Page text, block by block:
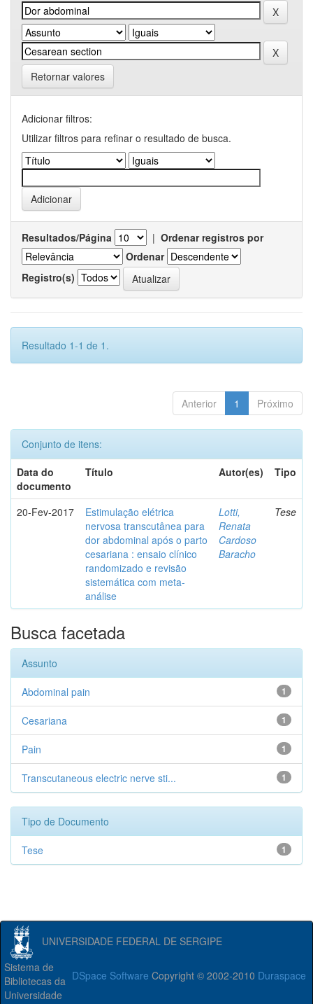
Retornar valores
Adicionar filtros:
Utilizar filtros para refinar o resultado de busca.
Resultados/Página | Ordenar registros por
Ordenar
Registro(s)
Resultado 1-1 de 1.
Anterior 1 Próximo
Conjunto de itens:
Data do
documento
Título Autor(es) Tipo
20-Fev-2017
Estimulação elétrica
nervosa transcutânea para
dor abdominal após o parto
cesariana : ensaio clínico
randomizado e revisão
sistemática com meta-
análise
Lotti,
Renata
Cardoso
Baracho
Tese
Busca facetada
Assunto
1
Abdominal pain
1
Cesariana
1
Pain
1
Transcutaneous electric nerve sti...
Tipo de Documento
1
Tese
UNIVERSIDADE FEDERAL DE SERGIPE
DSpace Software Copyright © 2002-2010 Duraspace
Sistema de
Bibliotecas da
Universidade